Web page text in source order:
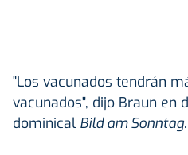
"Los vacunados tendrán
vacunados", dijo Braun en
dominical Bild am Sonntag.